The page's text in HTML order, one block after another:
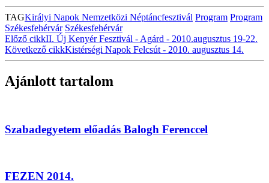
TAGKirályi Napok Nemzetközi Néptáncfesztivál Program Program
Székesfehérvár Székesfehérvár
Előző cikkII. Új Kenyér Fesztivál - Agárd - 2010.augusztus 19-22.
Következő cikkKistérségi Napok Felcsút - 2010. augusztus 14.
Ajánlott tartalom
Szabadegyetem előadás Balogh Ferenccel
FEZEN 2014.